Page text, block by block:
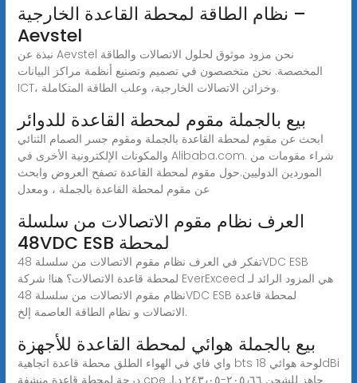
نظام الطاقة لمحطة القاعدة الخارجية –
Aevstel
نبذة عن Aevstel نحن مزود موثوق لحلول الاتصالات والطاقة
المخصصة. نحن متخصصون في تصميم وتصنيع أنظمة مراكز البيانات
ICT، وخزائن الاتصالات الخارجية، وعلب الطاقة المتكاملة.
بيع بالجملة مقوم لمحطة القاعدة للدوائر
ابحث عن مقوم لمحطة القاعدة بالجملة ومقوم جسر الصمام الثنائي
والمكونات الإلكترونية الأخرى في Alibaba.com. شراء مقومات من
الموردين الدوليين.حول مقوم لمحطة القاعدة تصفح العروض وابحث
عن مقوم لمحطة القاعدة بالجملة ، ومعدل
العرف نظام مقوم الاتصالات من سلسلة
48VDC ESB لمحطة
تفكر في العرف نظام مقوم الاتصالات من سلسلة 48VDC ESB
لمحطة قاعدة الاتصالات؟ هنا! شركة EverExceed هي المزود الرائد لـ
نظام مقوم الاتصالات من سلسلة 48VDC ESB لمحطة قاعدة
الاتصالات و نظام الطاقة العاصمة إلخ.
بيع بالجملة هوائي لمحطة القاعدة للأجهزة
واي فاي في الهواء الطلق محطة قاعدة اتجاهية bts لوحة هوائي 18dBi
درجة لمحطة قاعدة منشفة cpe جاهز للشحن ‏٢٠٥٫٦٦-‏٢٤٣٫٠٥ د.إ.‏